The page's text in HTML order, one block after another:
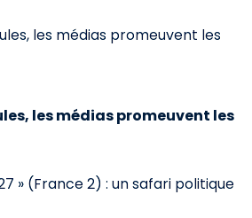
les médias promeuvent les